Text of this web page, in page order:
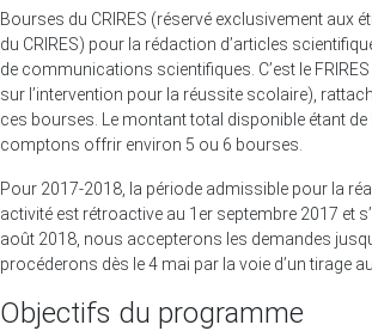
Bourses du CRIRES (réservé exclusivement aux
du CRIRES) pour la rédaction d’articles
de communications scientifiques. C’est le
sur l’intervention pour la réussite scolaire),
ces bourses. Le montant total disponible étant de
comptons offrir environ 5 ou 6 bourses.
Pour 2017-2018, la période admissible pour la
activité est rétroactive au 1er septembre 2017 et
août 2018, nous accepterons les demandes
procéderons dès le 4 mai par la voie d’un tirage
Objectifs du programme